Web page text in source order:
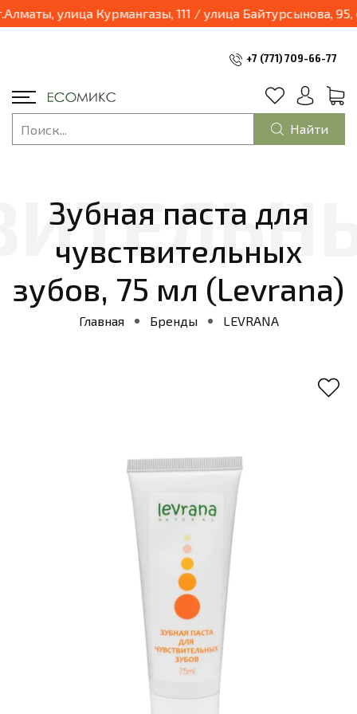
03.04.2025 наш магазин переходит в формат шоурум и будет находиться по адресу: г.Алматы, улица
+7 (771) 709-66-77
Найти
Зубная паста для
чувствительных
зубов, 75 мл (Levrana)
Главная Бренды LEVRANA